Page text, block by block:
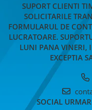
SUPORT CLIENTI
SOLICITARILE
FORMULARUL DE
LUCRATOARE.
LUNI PANA VINERI,
EXCEPTIA
SOCIAL